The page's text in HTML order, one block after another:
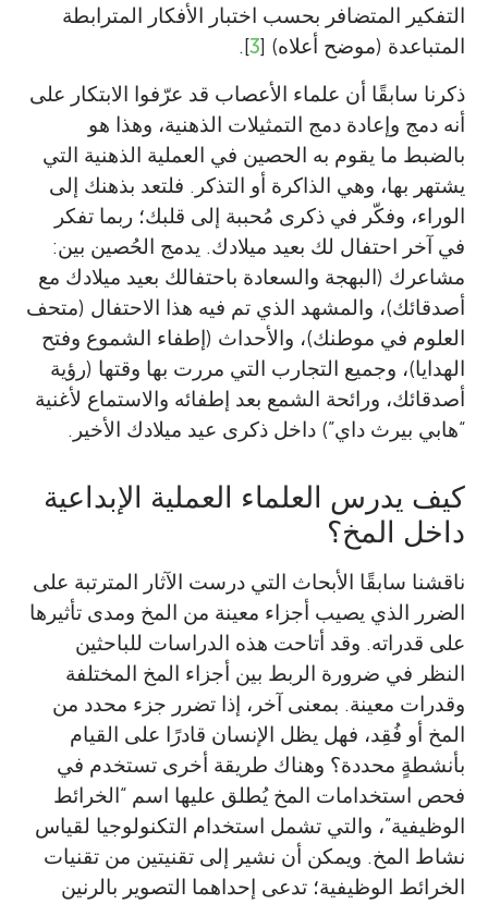
التفكير المتضافر بحسب اختبار الأفكار المترابطة
المتباعدة (موضح أعلاه) [3
].
ذكرنا سابقًا أن علماء الأعصاب قد عرّفوا الابتكار على
أنه دمج وإعادة دمج التمثيلات الذهنية، وهذا هو
بالضبط ما يقوم به الحصين في العملية الذهنية التي
يشتهر بها، وهي الذاكرة أو التذكر. فلتعد بذهنك إلى
الوراء، وفكّر في ذكرى مُحببة إلى قلبك؛ ربما تفكر
في آخر احتفال لك بعيد ميلادك. يدمج الحُصين بين:
مشاعرك (البهجة والسعادة باحتفالك بعيد ميلادك مع
أصدقائك)، والمشهد الذي تم فيه هذا الاحتفال (متحف
العلوم في موطنك)، والأحداث (إطفاء الشموع وفتح
الهدايا)، وجميع التجارب التي مررت بها وقتها (رؤية
أصدقائك، ورائحة الشمع بعد إطفائه والاستماع لأغنية
“هابي بيرث داي”) داخل ذكرى عيد ميلادك الأخير.
كيف يدرس العلماء العملية الإبداعية
داخل المخ؟
ناقشنا سابقًا الأبحاث التي درست الآثار المترتبة على
الضرر الذي يصيب أجزاء معينة من المخ ومدى تأثيرها
على قدراته. وقد أتاحت هذه الدراسات للباحثين
النظر في ضرورة الربط بين أجزاء المخ المختلفة
وقدرات معينة. بمعنى آخر، إذا تضرر جزء محدد من
المخ أو فُقِد، فهل يظل الإنسان قادرًا على القيام
بأنشطةٍ محددة؟ وهناك طريقة أخرى تستخدم في
فحص استخدامات المخ يُطلق عليها اسم “الخرائط
الوظيفية”، والتي تشمل استخدام التكنولوجيا لقياس
نشاط المخ. ويمكن أن نشير إلى تقنيتين من تقنيات
الخرائط الوظيفية؛ تدعى إحداهما التصوير بالرنين